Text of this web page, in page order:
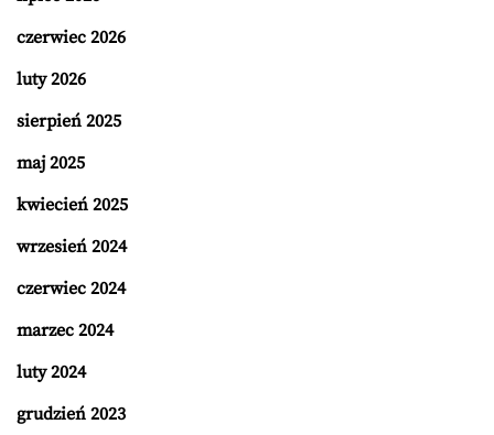
czerwiec 2026
luty 2026
sierpień 2025
maj 2025
kwiecień 2025
wrzesień 2024
czerwiec 2024
marzec 2024
luty 2024
grudzień 2023